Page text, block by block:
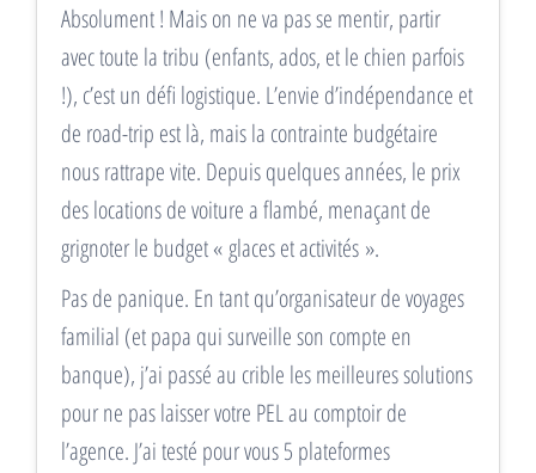
Absolument ! Mais on ne va pas se mentir, partir
avec toute la tribu (enfants, ados, et le chien parfois
!), c’est un défi logistique. L’envie d’indépendance et
de road-trip est là, mais la contrainte budgétaire
nous rattrape vite. Depuis quelques années, le prix
des locations de voiture a flambé, menaçant de
grignoter le budget « glaces et activités ».
Pas de panique. En tant qu’organisateur de voyages
familial (et papa qui surveille son compte en
banque), j’ai passé au crible les meilleures solutions
pour ne pas laisser votre PEL au comptoir de
l’agence. J’ai testé pour vous 5 plateformes